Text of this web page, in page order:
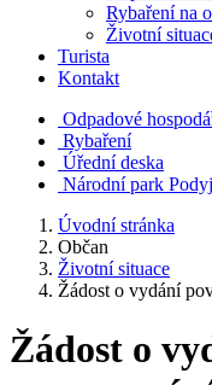
Rybaření na
Životní
Turista
Kontakt
Odpadové
Rybaření
Úřední deska
Národní park
Úvodní stránka
Občan
Životní situace
Žádost o vydání
Žádost o